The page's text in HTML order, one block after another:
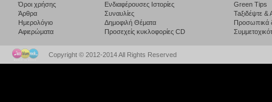
Όροι χρήσης
Άρθρα
Ημερολόγιο
Αφιερώματα
Ενδιαφέρουσες Ιστορίες
Συναυλίες
Δημοφιλή Θέματα
Προσεχείς κυκλοφορίες CD
Green Tips
Taξιδέψτε
Προσωπικά
Copyright © 2012-2014 All Rights Reserved